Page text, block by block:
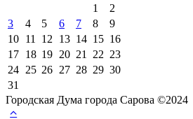
1
2
3
4 5 6 7 8
9
10 11 12 13 14 15 16
17 18 19 20 21 22 23
24 25 26 27 28 29 30
31
Городская Дума города Сарова ©2024